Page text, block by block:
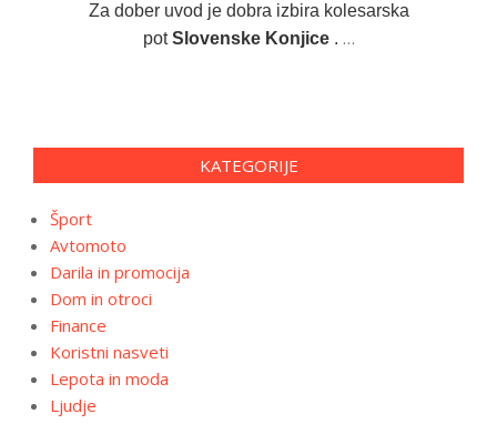
Za dober uvod je dobra izbira kolesarska
pot Slovenske Konjice . …
KATEGORIJE
Šport
Avtomoto
Darila in promocija
Dom in otroci
Finance
Koristni nasveti
Lepota in moda
Ljudje